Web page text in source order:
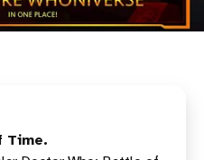
Time.